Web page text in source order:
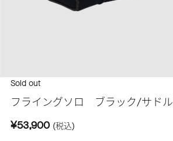
Sold out
フライングソロ ブラック/サドル
¥53,900 (税込)